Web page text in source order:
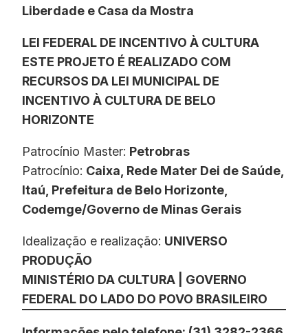
Liberdade e Casa da Mostra
LEI FEDERAL DE INCENTIVO À CULTURA
ESTE PROJETO É REALIZADO COM
RECURSOS DA LEI MUNICIPAL DE
INCENTIVO À CULTURA DE BELO
HORIZONTE
Patrocínio Master: Petrobras
Patrocínio: Caixa, Rede Mater Dei de Saúde,
Itaú, Prefeitura de Belo Horizonte,
Codemge/Governo de Minas Gerais
Idealização e realização: UNIVERSO
PRODUÇÃO
MINISTÉRIO DA CULTURA | GOVERNO
FEDERAL DO LADO DO POVO BRASILEIRO